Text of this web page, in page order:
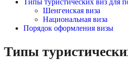
Типы туристических виз для
Шенгенская виза
Национальная виза
Порядок оформления визы
Типы